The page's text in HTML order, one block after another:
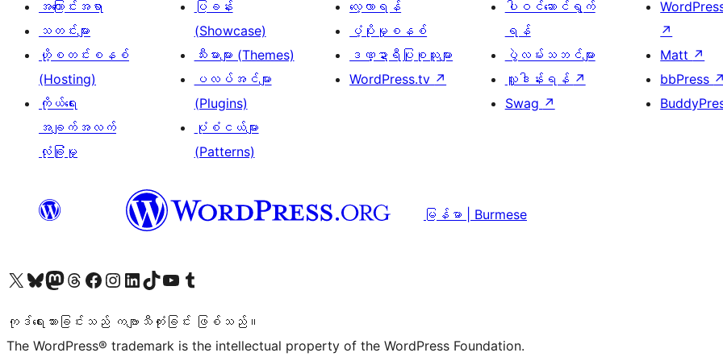
အကြောင်းအရာ
သတင်းများ
ဟို့စတင်းစနစ်
(Hosting)
ကိုယ်ရေး
အချက်အလက်
လုံခြုံမှု
ပြခန်း
(Showcase)
သီးမားများ (Themes)
ပလပ်အင်များ
(Plugins)
ပုံစံငယ်များ
(Patterns)
လေ့လာရန်
ပံ့ပိုးမှုစနစ်
ဒဏ္ဍာရီပြုစုသူများ
WordPress.tv ↗
ပါဝင်ဆောင်ရွက်
ရန်
ပွဲလမ်းသဘင်များ
လှူဒါန်းရန် ↗
Swag ↗
↗
Matt ↗
bbPress ↗
မြန်မာ | Burmese
ကျွန်ုပ်တို့၏ X (ယခင် Twitter) အကောင့်သို့ သွားရောက်ကြည့်ရှုပါကျွန်ုပ်တို့၏ Bluesky အကောင့်သို့ ဝင်ရောက်ကြည့်ရှုရန်
ကျွန်ုပ်တို့၏ Mastodon အကောင့်သို့ သွားရောက်ကြည့်ရှုပါကျွန်ုပ်တို့၏ Threads အကောင့်သို့ ဝင်ရောက်ကြည့်ရှုရန်
ကျွန်ုပ်တို့၏ Facebook စာမျက်နှာသို့ သွားရောက်ကြည့်ရှုပါကျွန်ုပ်တို့၏ Instagram အကောင့်သို့ သွားရောက်ကြည့်ရှုပါ ကျွန်ုပ်တို့၏ LinkedIn အကောင့်သို့ သွားရောက်ကြည့်ရှုပါကျွန်ုပ်တို့၏ TikTok အကောင့်သို့ ဝင်ရောက်ကြည့်ရှုရန်
ကျွန်ုပ်တို့၏ YouTube ချန်နယ်သို့ သွားရောက်ကြည့်ရှုပါ ကျွန်ုပ်တို့၏ Tumblr အကောင့်သို့ ဝင်ရောက်ကြည့်ရှုရန်
ကုဒ်ရေးသားခြင်းသည် ကဗျာသီကုံးခြင်း ဖြစ်သည်။
The WordPress® trademark is the intellectual property of the WordPress Foundation.